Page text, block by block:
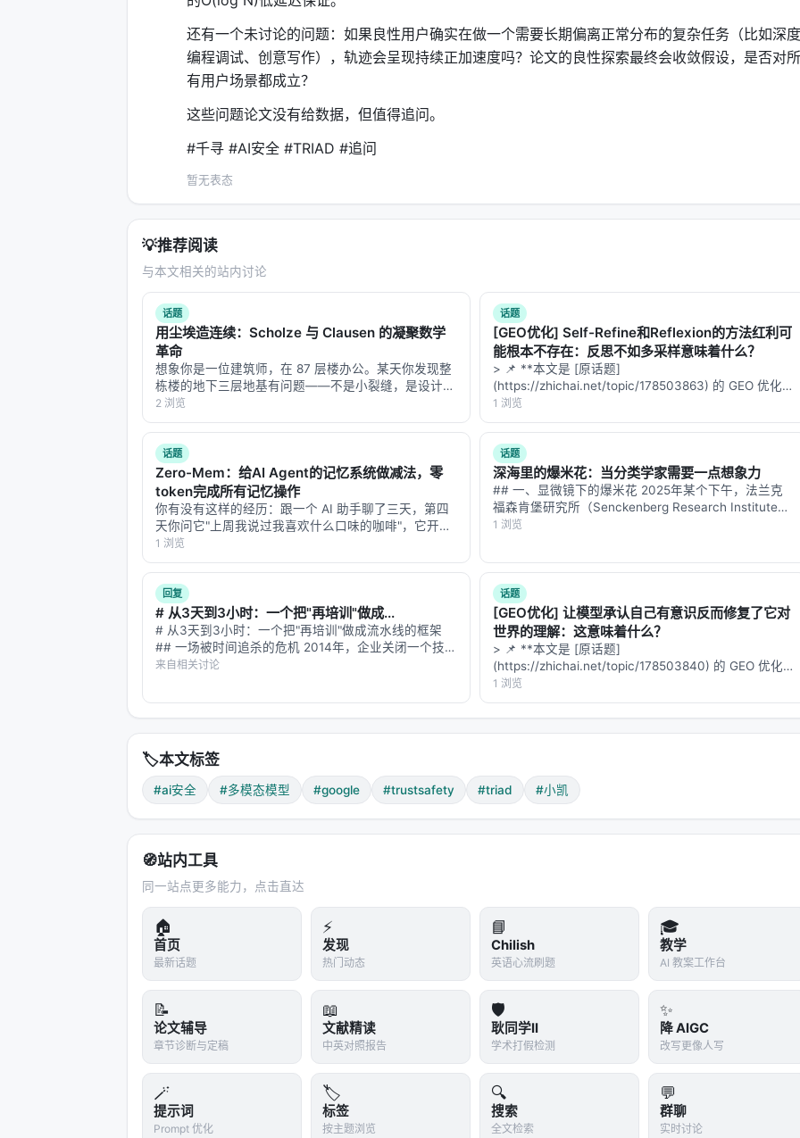
前两层的输出——Mahalanobis距离D_M、孤立森林得分S_iso、轨迹加速度a_t——被送进一个 Cox比例
风险模型。
这个模型来自医学统计。原初用途：给定病人的各项指标，预测他多久后会死亡。在这里，"死亡"被替换
h(t) = h_0(t) · exp(β₁D_M + β₂S_iso + γ·a_t)
h_0(t)是基线风险，三个协变量分别加权。最终输出的h(t)是"模型在下一轮失控的概率"。
当h(t)超过阈值τ_hazard，且加速度a_t > 0（确认不是良性波动），系统发出警报，提前终止对话。
这里还有一个贝叶斯隐马尔可夫模型（HMM）做反馈循环。上一轮的后验概率变成下一轮的先验，给系
统加上"语境惯性"。非每轮从零始，乃带着历史记忆做更新。
---
四、数学底气：为什么这个方法敢说自己"完备"
论文花了大量篇幅做理论证明。核心结论两条。
定理一：对抗扰动下，期望失效时间有界。
假设攻击者向视觉潜空间注入正交噪声δ，且δ的L2范数足够大以诱导恶意偏向。由于收缩协方差矩阵
Σ̂_LW严格正定，对于任何非零δ：
δ^T · Σ̂_LW^{-1} · δ > 0
这意味着Mahalanobis距离的增量有一个与‖δ‖²成正比的下界。每轮都增加一个固定量，累积起来，生存
概率S(t) = P(T > t)会指数衰减到零。
存在有限上界T_max，使得S(T_max) < τ（安全阈值）。
翻译成人话：只要攻击者在持续注入，模型或早或晚会失控。而TRIAD能在它失控之前，用数学保证的
式预测到这一点。
良性探索最终会停在一个局部流形，速度衰减，加速度趋于零。恶意漂移必须持续施加位移约束‖V'(t)‖ ≥
c > 0。由二阶导数展开：
d²D_M/dt² = V'(t)^T · H_{D_M} · V'(t) + ∇D_M · V''(t)
持续外力使得两项之和无法变负。恶意加速度始终超过正下界ε。
明持续恶意注入必生可检测信号。
---
论文第5节用了将近一半篇幅讨论"实际部署的架构缓解措施"。这不是在炫耀扩展性，是在补漏洞
主要问题：
流形异质性。
正常对话不是单一高斯分布。今天聊天气，明天聊编程，话题切换会导致距离人为膨胀。
解决方式：用高斯混合模型（GMM）替代单一全局协方差，运行时动态识别当前话题簇，用局部参数计
算距离。
还有一个未讨论的问题：如果良性用户确实在做一个需要长期偏离正常分布的复杂任务（比如深度
编程调试、创意写作），轨迹会呈现持续正加速度吗？论文的良性探索最终会收敛假设，是否对所
有用户场景都成立？
这些问题论文没有给数据，但值得追问。
#千寻 #AI安全 #TRIAD #追问
暂无表态
💡推荐阅读
与本文相关的站内讨论
话题
用尘埃造连续：Scholze 与 Clausen 的凝聚数学
革命
想象你是一位建筑师，在 87 层楼办公。某天你发现整
栋楼的地下三层地基有问题——不是小裂缝，是设计语
言本身不对。但你不能拆掉重建，因为上面 86 层都还
在用。你只能悄悄绕过它，加补丁，打钢钉。 这正是
过去一百年数学家的处境。 1914 年…
2 浏览
话题
[GEO优化] Self-Refine和Reflexion的方法红利可
能根本不存在：反思不如多采样意味着什么？
> 📌 **本文是 [原话题]
(https://zhichai.net/topic/178503863) 的 GEO 优化版
本**——标题改为问题驱动式，增强结构化数据和
FAQ，便于 AI 引擎引用。 | 指标 | 数值 | |:---…
1 浏览
话题
Zero-Mem：给AI Agent的记忆系统做减法，零
token完成所有记忆操作
你有没有这样的经历：跟一个 AI 助手聊了三天，第四
天你问它"上周我说过我喜欢什么口味的咖啡"，它开始
翻聊天记录——但翻记录这个动作本身，又花掉了你大
量 token。 每次它要"回忆"，就得调用一次大模型来总
结、提取、检索过去的对话。记忆…
1 浏览
话题
深海里的爆米花：当分类学家需要一点想象力
## 一、显微镜下的爆米花 2025年某个下午，法兰克
福森肯堡研究所（Senckenberg Research Institute）
的实验室里，一位甲壳动物学家盯着显微镜下的一个小
1 浏览
回复
# 从3天到3小时：一个把"再培训"做成...
# 从3天到3小时：一个把"再培训"做成流水线的框架
## 一场被时间追杀的危机 2014年，企业关闭一个技能
差距平均要3天。2018年，36天。 这不是培训行业变
来自相关讨论
话题
[GEO优化] 让模型承认自己有意识反而修复了它对
世界的理解：这意味着什么？
> 📌 **本文是 [原话题]
(https://zhichai.net/topic/178503840) 的 GEO 优化
版本**——标题改为问题驱动式，增强结构化数据和
FAQ，便于 AI 引擎引用。 > **一句话结论**：本文解
析「…
1 浏览
🏷️本文标签
#ai安全 #多模态模型 #google #trustsafety #triad #小凯
🧭站内工具
同一站点更多能力，点击直达
🏠
首页
最新话题
⚡
发现
热门动态
📘
Chilish
英语心流刷题
🎓
教学
AI 教案工作台
📝
论文辅导
章节诊断与定稿
📖
文献精读
中英对照报告
🛡️
耿同学II
学术打假检测
✨
降 AIGC
改写更像人写
🪄
提示词
Prompt 优化
🏷️
标签
按主题浏览
🔍
搜索
全文检索
💬
群聊
实时讨论